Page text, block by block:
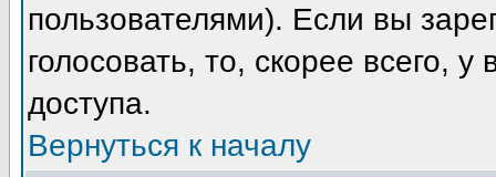
пользователями). Если вы
голосовать, то, скорее всего,
доступа.
Вернуться к началу